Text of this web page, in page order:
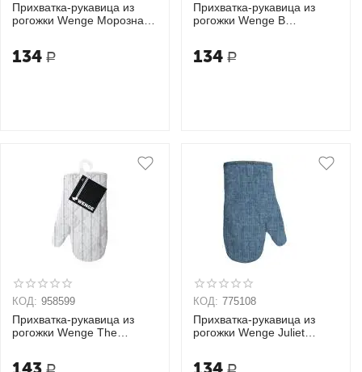
Прихватка-рукавица из
рогожки Wenge Морозная
134 Р
Прихватка-рукавица из
рогожки Wenge В
134 Р
КОД: 958599
Прихватка-рукавица из
рогожки Wenge The
Р
КОД: 775108
Прихватка-рукавица из
рогожки Wenge Juliet
Р